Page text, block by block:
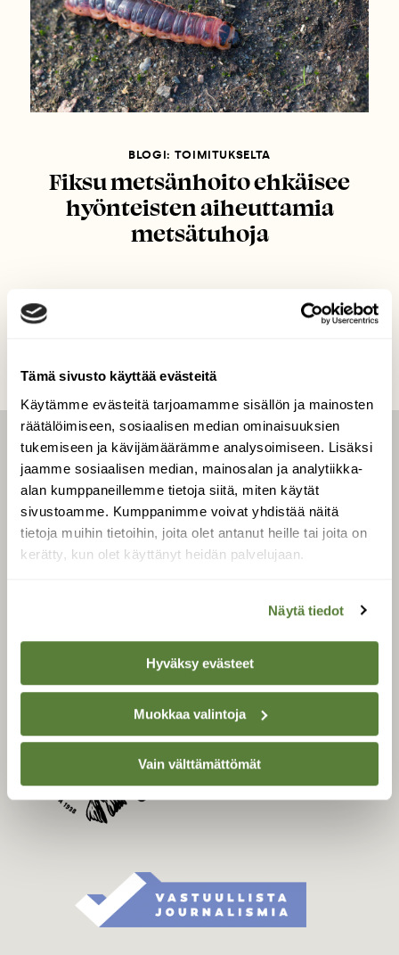
Tämä sivusto käyttää evästeitä
Käytämme evästeitä tarjoamamme sisällön ja mainosten
räätälöimiseen, sosiaalisen median ominaisuuksien
tukemiseen ja kävijämäärämme analysoimiseen. Lisäksi
jaamme sosiaalisen median, mainosalan ja analytiikka-
alan kumppaneillemme tietoja siitä, miten käytät
sivustoamme. Kumppanimme voivat yhdistää näitä
tietoja muihin tietoihin, joita olet antanut heille tai joita on
kerätty, kun olet käyttänyt heidän palvelujaan.
Näytä tiedot
Hyväksy evästeet
Muokkaa valintoja
Vain välttämättömät
BLOGI: TOIMITUKSELTA
Fiksu metsänhoito ehkäisee
hyönteisten aiheuttamia
metsätuhoja
LEHTI
Uusin lehti
Tilaa Suomen Luonto
Tilaa digilukuoikeus
Äänestä parasta juttua
SUOJELU­LIITTO
Suomen Luonto -lehden
kustantaja onSuomen
luonnonsuojelu­liitto